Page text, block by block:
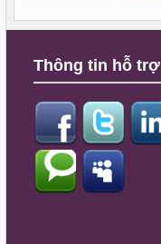
Thông tin hỗ trợ